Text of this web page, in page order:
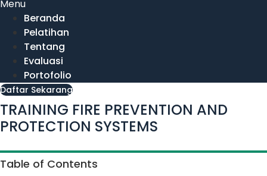
Menu
Beranda
Pelatihan
Tentang
Evaluasi
Portofolio
Daftar Sekarang
TRAINING FIRE PREVENTION AND
PROTECTION SYSTEMS
Table of Contents